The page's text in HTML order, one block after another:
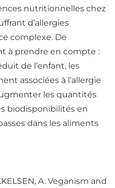
nutritionnelles chez
d’allergies
complexe. De
à prendre en compte :
de l’enfant, les
associées à l’allergie
les quantités
biodisponibilités en
dans les aliments
A. Veganism and